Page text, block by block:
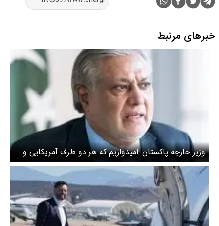
خبرهای مرتبط
وزیر خارجه پاکستان :امیدواریم که هر دو طرف آمریکایی و
ایرانی به رعایت آتش‌بس ادامه دهند